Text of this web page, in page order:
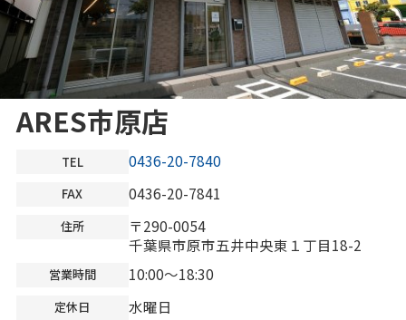
ARES市原店
TEL 0436-20-7840
FAX 0436-20-7841
住所
〒290-0054
千葉県市原市五井中央東１丁目18-2
営業時間 10:00～18:30
定休日 水曜日